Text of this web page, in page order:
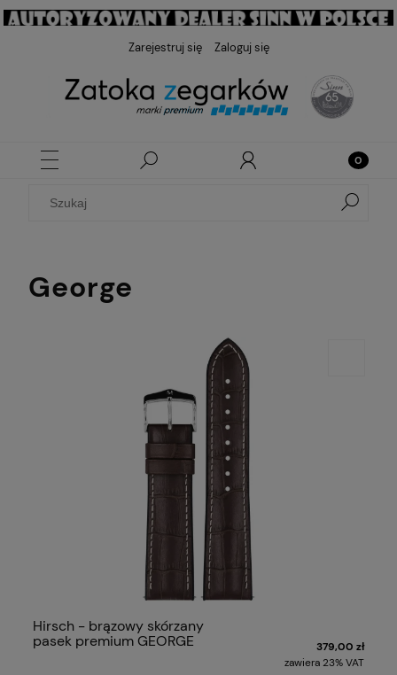
Zarejestruj się Zaloguj się
George
Hirsch - brązowy skórzany
pasek premium GEORGE
379,00 zł
zawiera 23% VAT